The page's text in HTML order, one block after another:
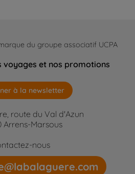
du groupe associatif UCPA
voyages et nos promotions
à la newsletter
route du Val d'Azun
Arrens-Marsous
nous